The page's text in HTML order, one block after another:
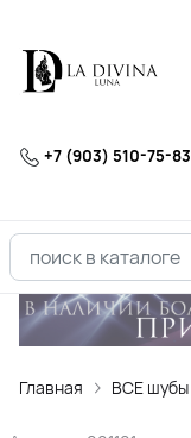
+7 (903) 510-75-83
Главная ВСЕ шубы